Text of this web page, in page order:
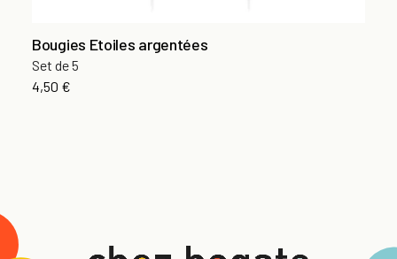
Bougies Etoiles argentées
Set de 5
4,50 €